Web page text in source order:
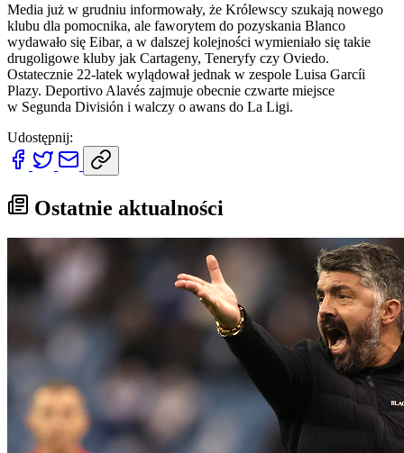
Media już w grudniu informowały, że Królewscy szukają nowego
klubu dla pomocnika, ale faworytem do pozyskania Blanco
wydawało się Eibar, a w dalszej kolejności wymieniało się takie
drugoligowe kluby jak Cartageny, Teneryfy czy Oviedo.
Ostatecznie 22-latek wylądował jednak w zespole Luisa Garcíi
Plazy. Deportivo Alavés zajmuje obecnie czwarte miejsce
w Segunda División i walczy o awans do La Ligi.
Udostępnij:
Ostatnie aktualności